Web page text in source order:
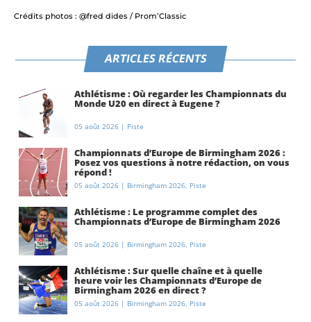
Crédits photos : @fred dides / Prom’Classic
ARTICLES RÉCENTS
Athlétisme : Où regarder les Championnats du
Monde U20 en direct à Eugene ?
05 août 2026 | Piste
Championnats d’Europe de Birmingham 2026 :
Posez vos questions à notre rédaction, on vous
répond !
05 août 2026 | Birmingham 2026, Piste
Athlétisme : Le programme complet des
Championnats d’Europe de Birmingham 2026
05 août 2026 | Birmingham 2026, Piste
Athlétisme : Sur quelle chaîne et à quelle
heure voir les Championnats d’Europe de
Birmingham 2026 en direct ?
05 août 2026 | Birmingham 2026, Piste